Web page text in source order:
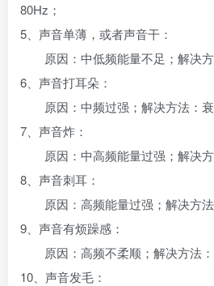
80Hz；
5、声音单薄，或者声音干：
原因：中低频能量不足；解决方
6、声音打耳朵：
原因：中频过强；解决方法：衰
7、声音炸：
原因：中高频能量过强；解决方
8、声音刺耳：
原因：高频能量过强；解决方法
9、声音有烦躁感：
原因：高频不柔顺；解决方法：
10、声音发毛：